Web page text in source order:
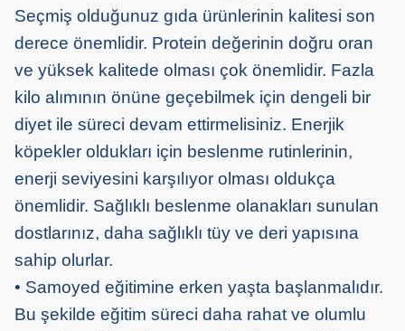
Seçmiş olduğunuz gıda ürünlerinin kalitesi son
derece önemlidir. Protein değerinin doğru oran
ve yüksek kalitede olması çok önemlidir. Fazla
kilo alımının önüne geçebilmek için dengeli bir
diyet ile süreci devam ettirmelisiniz. Enerjik
köpekler oldukları için beslenme rutinlerinin,
enerji seviyesini karşılıyor olması oldukça
önemlidir. Sağlıklı beslenme olanakları sunulan
dostlarınız, daha sağlıklı tüy ve deri yapısına
sahip olurlar.
• Samoyed eğitimine erken yaşta başlanmalıdır.
Bu şekilde eğitim süreci daha rahat ve olumlu